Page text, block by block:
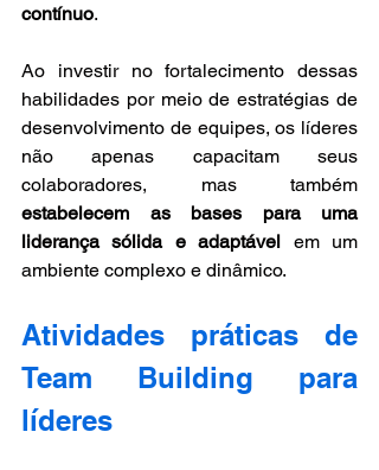
contínuo.
Ao investir no fortalecimento dessas
habilidades por meio de estratégias de
desenvolvimento de equipes, os líderes
não apenas capacitam seus
estabelecem as bases para uma
liderança sólida e adaptável em um
ambiente complexo e dinâmico.
Atividades práticas de
Team Building para
líderes